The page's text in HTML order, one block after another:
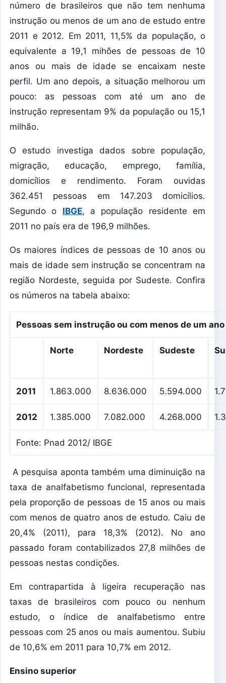
número de brasileiros que não tem nenhuma
instrução ou menos de um ano de estudo entre
2011 e 2012. Em 2011, 11,5% da população, o
equivalente a 19,1 mihões de pessoas de 10
anos ou mais de idade se encaixam neste
perfil. Um ano depois, a situação melhorou um
pouco: as pessoas com até um ano de
instrução representam 9% da população ou 15,1
milhão.
O estudo investiga dados sobre população,
migração, educação, emprego, família,
domicílios e rendimento. Foram ouvidas
362.451 pessoas em 147.203 domicílios.
Segundo o IBGE, a população residente em
2011 no país era de 196,9 milhões.
Os maiores índices de pessoas de 10 anos ou
mais de idade sem instrução se concentram na
região Nordeste, seguida por Sudeste. Confira
os números na tabela abaixo:
Pessoas sem instrução ou com menos de um
Norte Nordeste Sudeste
2011 1.863.000 8.636.000 5.594.000
2012 1.385.000 7.082.000 4.268.000
Fonte: Pnad 2012/ IBGE
A pesquisa aponta também uma diminuição na
taxa de analfabetismo funcional, representada
pela proporção de pessoas de 15 anos ou mais
com menos de quatro anos de estudo. Caiu de
20,4% (2011), para 18,3% (2012). No ano
passado foram contabilizados 27,8 milhões de
pessoas nestas condições.
Em contrapartida à ligeira recuperação nas
taxas de brasileiros com pouco ou nenhum
estudo, o índice de analfabetismo entre
pessoas com 25 anos ou mais aumentou. Subiu
de 10,6% em 2011 para 10,7% em 2012.
Ensino superior